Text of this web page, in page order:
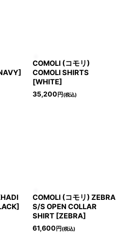
COMOLI (コモリ)
COMOLI SHIRTS
[WHITE]
35,200 円 (税込)
COMOLI (コモリ) ZEBRA
S/S OPEN COLLAR
SHIRT [ZEBRA]
61,600 円 (税込)